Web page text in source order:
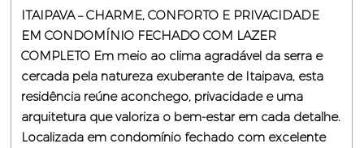
ITAIPAVA – CHARME, CONFORTO E PRIVACIDADE
EM CONDOMÍNIO FECHADO COM LAZER
COMPLETO Em meio ao clima agradável da serra e
cercada pela natureza exuberante de Itaipava, esta
residência reúne aconchego, privacidade e uma
arquitetura que valoriza o bem-estar em cada detalhe.
Localizada em condomínio fechado com excelente